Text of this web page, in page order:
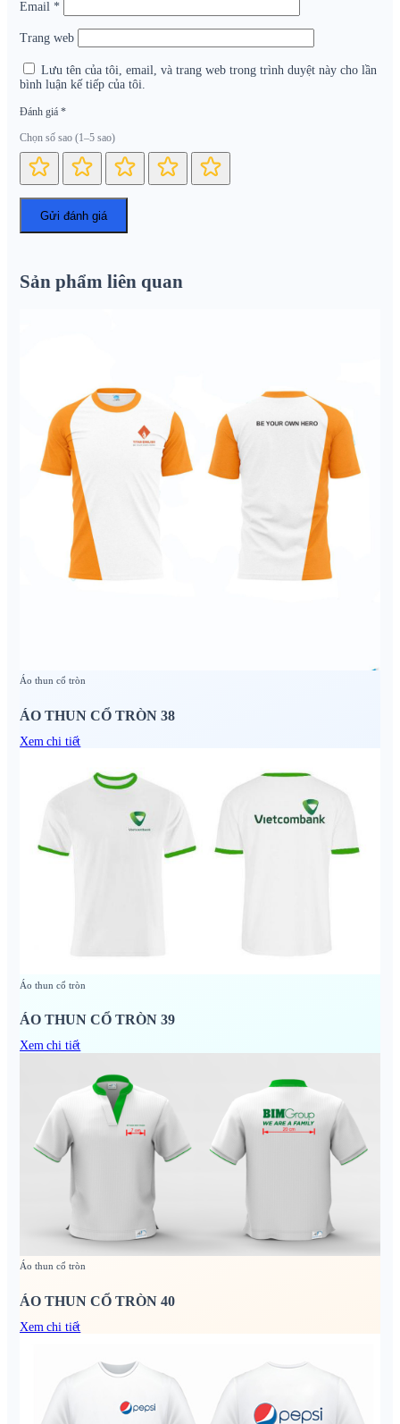
Email *
Trang web
Lưu tên của tôi, email, và trang web trong trình duyệt này cho lần
bình luận kế tiếp của tôi.
Đánh giá *
Chọn số sao (1–5 sao)
Sản phẩm liên quan
Áo thun cổ tròn
ÁO THUN CỔ TRÒN 38
Xem chi tiết
Áo thun cổ tròn
ÁO THUN CỔ TRÒN 39
Xem chi tiết
Áo thun cổ tròn
ÁO THUN CỔ TRÒN 40
Xem chi tiết